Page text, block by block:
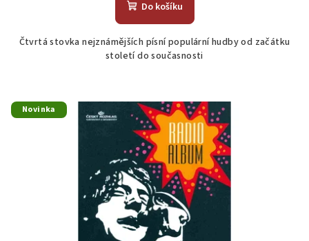
Do košíku
Čtvrtá stovka nejznámějších písní populární hudby od začátku
století do současnosti
Novinka